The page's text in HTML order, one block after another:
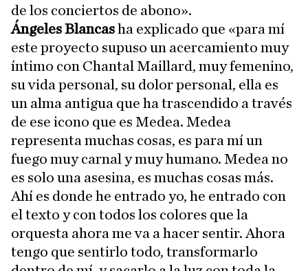
de los conciertos de abono».
Ángeles Blancasha explicado que «para mí
este proyecto supuso un acercamiento muy
íntimo con Chantal Maillard, muy femenino,
su vida personal, su dolor personal, ella es
un alma antigua que ha trascendido a través
de ese icono que es Medea. Medea
representa muchas cosas, es para mí un
fuego muy carnal y muy humano. Medea no
es solo una asesina, es muchas cosas más.
Ahí es donde he entrado yo, he entrado con
el texto y con todos los colores que la
orquesta ahora me va a hacer sentir. Ahora
tengo que sentirlo todo, transformarlo